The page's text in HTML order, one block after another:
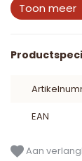
Toon meer
EAN
Aan